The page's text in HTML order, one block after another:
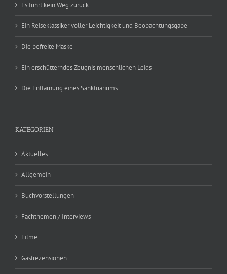
Es führt kein Weg zurück
Ein Reiseklassiker voller Leichtigkeit und Beobachtungsgabe
Die befreite Maske
Ein erschütterndes Zeugnis menschlichen Leids
Die Enttarnung eines Sanktuariums
KATEGORIEN
Aktuelles
Allgemein
Buchvorstellungen
Fachthemen / Interviews
Filme
Gastrezensionen